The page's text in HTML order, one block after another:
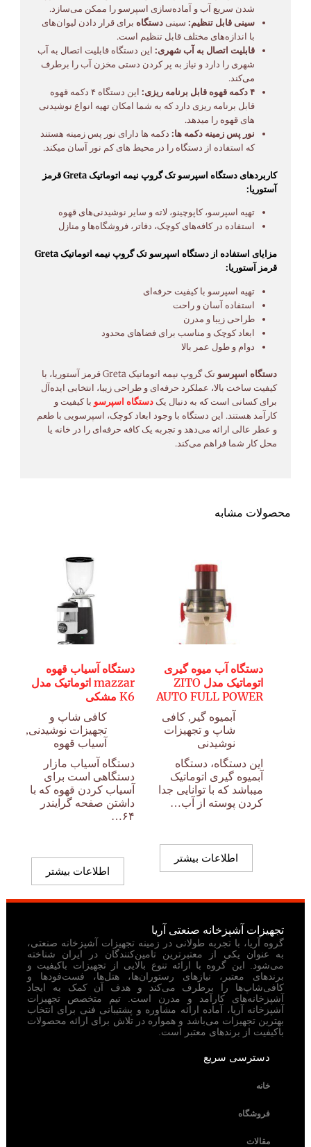
شدن سریع آب و آماده‌سازی اسپرسو را ممکن می‌سازد.
سینی قابل تنظیم: سینیدستگاه برای قرار دادن لیوان‌های
با اندازه‌های مختلف قابل تنظیم است.
قابلیت اتصال به آب شهری: این دستگاه قابلیت اتصال به آب
شهری را دارد و نیاز به پر کردن دستی مخزن آب را برطرف
می‌کند.
۴ دکمه قهوه قابل برنامه ریزی:
این دستگاه ۴ دکمه قهوه
قابل برنامه ریزی دارد که به شما امکان تهیه انواع نوشیدنی
های قهوه را میدهد.
نور پس زمینه دکمه ها: دکمه ها دارای نور پس زمینه هستند
که استفاده از دستگاه را در محیط های کم نور آسان میکند.
کاربردهای دستگاه اسپرسو تک گروپ نیمه اتوماتیک Greta قرمز
آستوریا:
تهیه اسپرسو، کاپوچینو، لاته و سایر نوشیدنی‌های قهوه
استفاده در کافه‌های کوچک، دفاتر، فروشگاه‌ها و منازل
مزایای استفاده از دستگاه اسپرسو تک گروپ نیمه اتوماتیک Greta
قرمز آستوریا:
تهیه اسپرسو با کیفیت حرفه‌ای
استفاده آسان و راحت
طراحی زیبا و مدرن
ابعاد کوچک و مناسب برای فضاهای محدود
دوام و طول عمر بالا
دستگاه اسپرسو
تک گروپ نیمه اتوماتیک Greta قرمز آستوریا، با
کیفیت ساخت بالا، عملکرد حرفه‌ای و طراحی زیبا، انتخابی ایده‌آل
برای کسانی است که به دنبال یک دستگاه اسپرسو با کیفیت و
کارآمد هستند. این دستگاه با وجود ابعاد کوچک، اسپرسویی با طعم
و عطر عالی ارائه می‌دهد و تجربه یک کافه حرفه‌ای را در خانه یا
محل کار شما فراهم می‌کند.
محصولات مشابه
دستگاه آب میوه گیری
اتوماتیک مدل ZITO
AUTO FULL POWER
آبمیوه گیر , کافی
شاپ و تجهیزات
نوشیدنی
این دستگاه، دستگاه
آبمیوه گیری اتوماتیک
میباشد که با توانایی جدا
کردن پوسته از آب…
اطلاعات بیشتر
دستگاه آسیاب قهوه
mazzar اتوماتیک مدل
K6 مشکی
کافی شاپ و
تجهیزات نوشیدنی,
آسیاب قهوه
دستگاه آسیاب مازار
دستگاهی است برای
آسیاب کردن قهوه که با
داشتن صفحه گرایندر
۶۴…
اطلاعات بیشتر
تجهیزات آشپزخانه صنعتی آریا
گروه آریا، با تجربه طولانی در زمینه تجهیزات آشپزخانه صنعتی،
به عنوان یکی از معتبرترین تامین‌کنندگان در ایران شناخته
می‌شود. این گروه با ارائه تنوع بالایی از تجهیزات باکیفیت و
برندهای معتبر، نیازهای رستوران‌ها، هتل‌ها، فست‌فودها و
کافی‌شاپ‌ها را برطرف می‌کند و هدف آن کمک به ایجاد
آشپزخانه‌های کارآمد و مدرن است. تیم متخصص تجهیزات
آشپزخانه آریا، آماده ارائه مشاوره و پشتیبانی فنی برای انتخاب
بهترین تجهیزات می‌باشد و همواره در تلاش برای ارائه محصولات
باکیفیت از برندهای معتبر است.
دسترسی سریع
خانه
فروشگاه
مقالات